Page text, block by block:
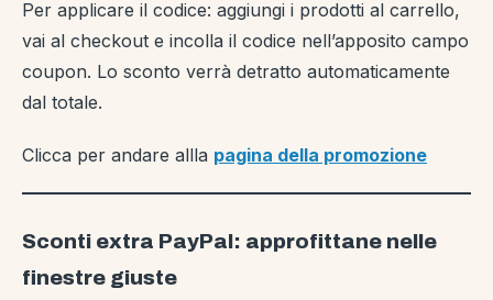
Per applicare il codice: aggiungi i prodotti al carrello,
vai al checkout e incolla il codice nell’apposito campo
coupon. Lo sconto verrà detratto automaticamente
dal totale.
Clicca per andare allla pagina della promozione
Sconti extra PayPal: approfittane nelle
finestre giuste